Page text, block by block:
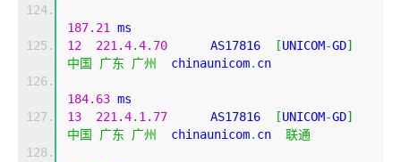
187.21
ms
12
221.4.4.70
      AS17816
[UNICOM-GD]
中国
广东 广州
  chinaunicom
. cn
184.63 ms
13
221.4. 1.77
      AS17816
[UNICOM-GD]
中国
广东 广州
  chinaunicom
. cn 联通